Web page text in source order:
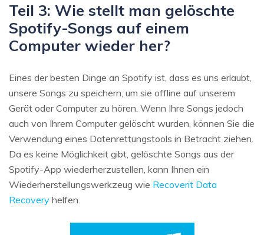
Teil 3: Wie stellt man gelöschte
Spotify-Songs auf einem
Computer wieder her?
Eines der besten Dinge an Spotify ist, dass es uns erlaubt,
unsere Songs zu speichern, um sie offline auf unserem
Gerät oder Computer zu hören. Wenn Ihre Songs jedoch
auch von Ihrem Computer gelöscht wurden, können Sie die
Verwendung eines Datenrettungstools in Betracht ziehen.
Da es keine Möglichkeit gibt, gelöschte Songs aus der
Spotify-App wiederherzustellen, kann Ihnen ein
Wiederherstellungswerkzeug wie Recoverit Data
Recovery helfen.